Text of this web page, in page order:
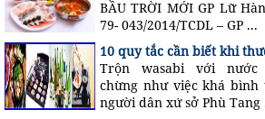
BẦU TRỜI MỚI GP Lữ
79- 043/2014/TCDL – GP ...
10 quy tắc cần biết khi
Trộn wasabi với nước
chừng như việc khá bình
người dân xứ sở Phù Tang